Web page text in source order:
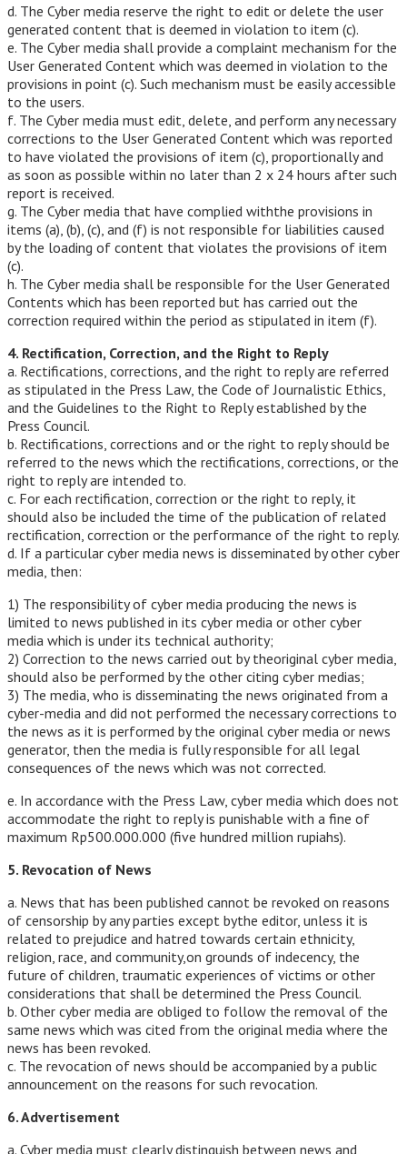
d. The Cyber media reserve the right to edit or delete the user
generated content that is deemed in violation to item (c).
e. The Cyber media shall provide a complaint mechanism for the
User Generated Content which was deemed in violation to the
provisions in point (c). Such mechanism must be easily accessible
to the users.
f. The Cyber media must edit, delete, and perform any necessary
corrections to the User Generated Content which was reported
to have violated the provisions of item (c), proportionally and
as soon as possible within no later than 2 x 24 hours after such
report is received.
g. The Cyber media that have complied withthe provisions in
items (a), (b), (c), and (f) is not responsible for liabilities caused
by the loading of content that violates the provisions of item
(c).
h. The Cyber media shall be responsible for the User Generated
Contents which has been reported but has carried out the
correction required within the period as stipulated in item (f).
4. Rectification, Correction, and the Right to Reply
a. Rectifications, corrections, and the right to reply are referred
as stipulated in the Press Law, the Code of Journalistic Ethics,
and the Guidelines to the Right to Reply established by the
Press Council.
b. Rectifications, corrections and or the right to reply should be
referred to the news which the rectifications, corrections, or the
right to reply are intended to.
c. For each rectification, correction or the right to reply, it
should also be included the time of the publication of related
rectification, correction or the performance of the right to reply.
d. If a particular cyber media news is disseminated by other cyber
media, then:
1) The responsibility of cyber media producing the news is
limited to news published in its cyber media or other cyber
media which is under its technical authority;
2) Correction to the news carried out by theoriginal cyber media,
should also be performed by the other citing cyber medias;
3) The media, who is disseminating the news originated from a
cyber-media and did not performed the necessary corrections to
the news as it is performed by the original cyber media or news
generator, then the media is fully responsible for all legal
consequences of the news which was not corrected.
e. In accordance with the Press Law, cyber media which does not
accommodate the right to reply is punishable with a fine of
maximum Rp500.000.000 (five hundred million rupiahs).
5. Revocation of News
a. News that has been published cannot be revoked on reasons
of censorship by any parties except bythe editor, unless it is
related to prejudice and hatred towards certain ethnicity,
religion, race, and community,on grounds of indecency, the
future of children, traumatic experiences of victims or other
considerations that shall be determined the Press Council.
b. Other cyber media are obliged to follow the removal of the
same news which was cited from the original media where the
news has been revoked.
c. The revocation of news should be accompanied by a public
announcement on the reasons for such revocation.
6. Advertisement
a. Cyber media must clearly distinguish between news and